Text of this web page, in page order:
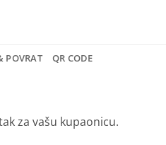
POVRAT QR CODE
za vašu kupaonicu.